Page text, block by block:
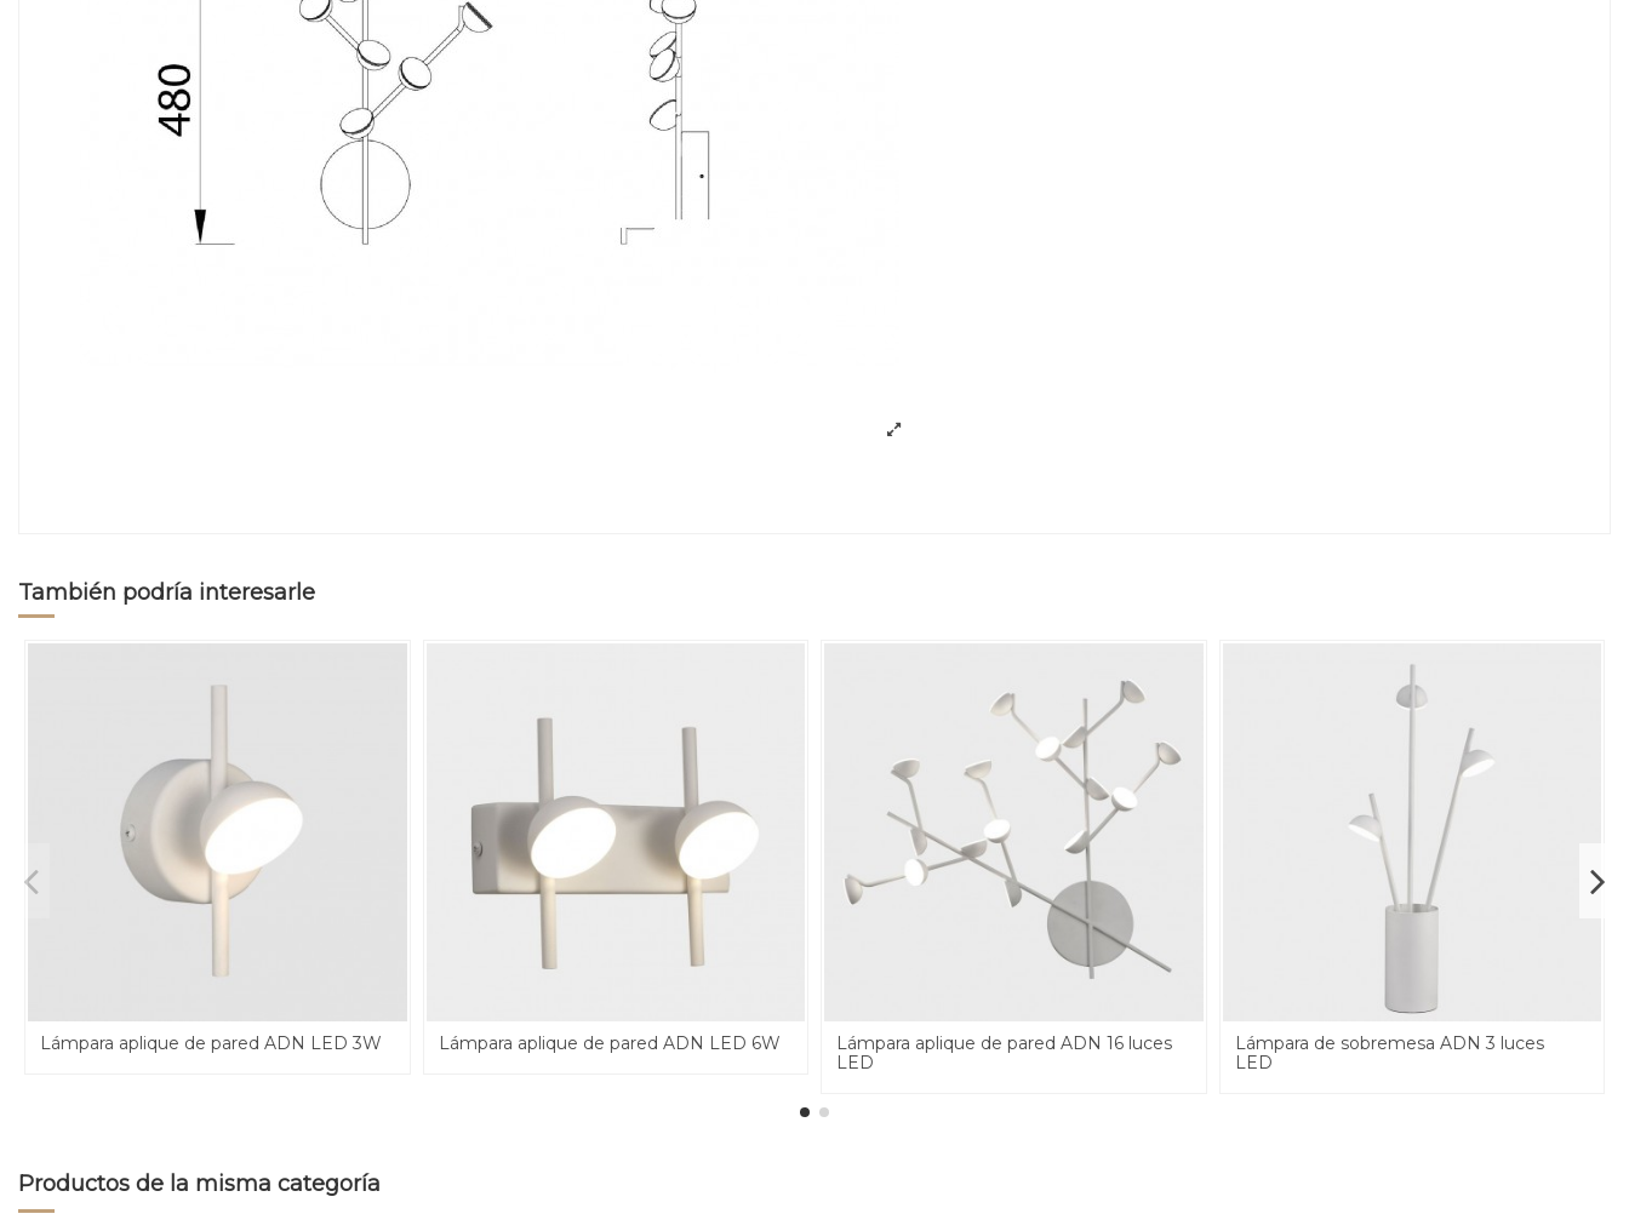
También podría interesarle
Lámpara aplique de pared ADN LED 3W Lámpara aplique de pared ADN LED 6W
Lámpara aplique de pared ADN 16 luces
LED
Lámpara de sobremesa ADN 3 luces
LED
Productos de la misma categoría